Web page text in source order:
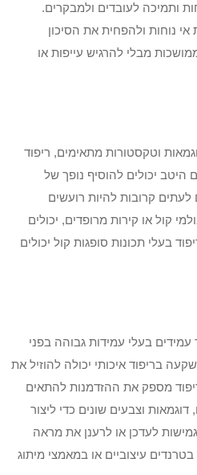
ותמיכה לעובדים ולמבקרים.
אי נוחות ולהפחית את הסיכון
מבלי להרגיש עייפות או
וטקסטורות מתאימים, ריפוד
יכולים להוסיף נופך של
קרובות להיות רועשים
קול או קירות מרופדים, יכולים
בעלי תכונות סופגות קול יכולים
עמידים בעלי עמידות גבוהה בפני
בריפוד איכותי יכולה להוזיל את
מספק את ההזדמנות להתאים
וצבעים שונים כדי ליצור
לעדכן או לרענן את מראה
עיצוביים או במאמצי מיתוג